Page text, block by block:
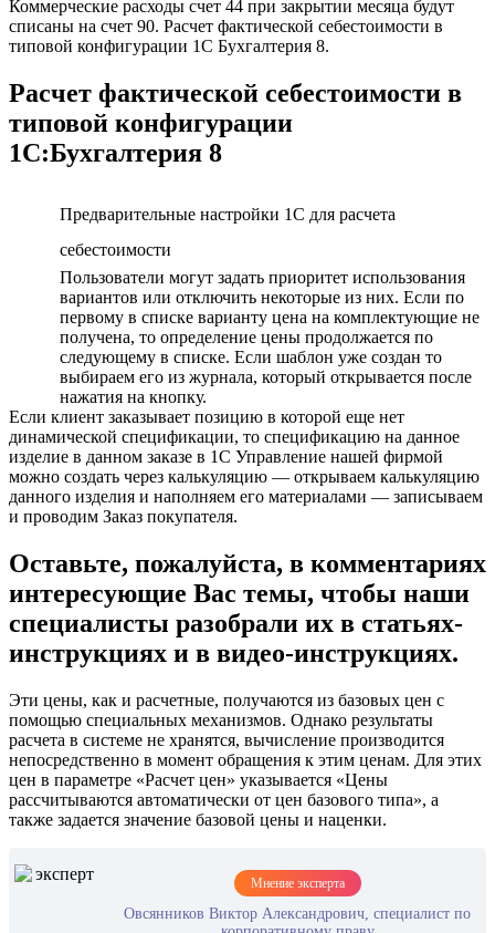
Коммерческие расходы счет 44 при закрытии месяца будут
списаны на счет 90. Расчет фактической себестоимости в
типовой конфигурации 1C Бухгалтерия 8.
Расчет фактической себестоимости в
типовой конфигурации
1C:Бухгалтерия 8
Предварительные настройки 1С для расчета
себестоимости
Пользователи могут задать приоритет использования
вариантов или отключить некоторые из них. Если по
первому в списке варианту цена на комплектующие не
получена, то определение цены продолжается по
следующему в списке. Если шаблон уже создан то
выбираем его из журнала, который открывается после
нажатия на кнопку.
Если клиент заказывает позицию в которой еще нет
динамической спецификации, то спецификацию на данное
изделие в данном заказе в 1С Управление нашей фирмой
можно создать через калькуляцию — открываем калькуляцию
данного изделия и наполняем его материалами — записываем
и проводим Заказ покупателя.
Оставьте, пожалуйста, в комментариях
интересующие Вас темы, чтобы наши
специалисты разобрали их в статьях-
инструкциях и в видео-инструкциях.
Эти цены, как и расчетные, получаются из базовых цен с
помощью специальных механизмов. Однако результаты
расчета в системе не хранятся, вычисление производится
непосредственно в момент обращения к этим ценам. Для этих
цен в параметре «Расчет цен» указывается «Цены
рассчитываются автоматически от цен базового типа», а
также задается значение базовой цены и наценки.
Мнение эксперта
Овсянников Виктор Александрович, специалист по